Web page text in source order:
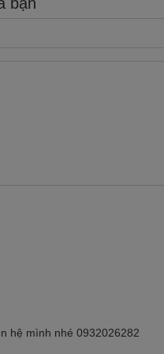
hệ mình nhé 0932026282